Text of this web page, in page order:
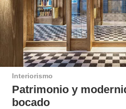
Interiorismo
Patrimonio y
bocado